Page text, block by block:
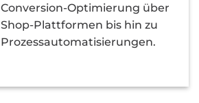
Conversion-Optimierung über
Shop-Plattformen bis hin zu
Prozessautomatisierungen.